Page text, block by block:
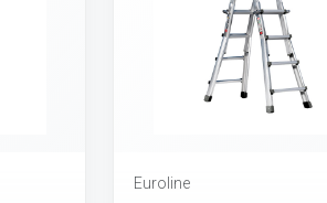
Euroline